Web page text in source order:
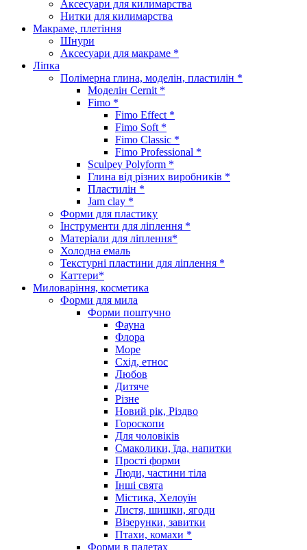
Аксесуари для килимарства
Нитки для килимарства
Макраме, плетіння
Шнури
Аксесуари для макраме *
Ліпка
Полімерна глина, моделін, пластилін *
Моделін Cernit *
Fimo *
Fimo Effect *
Fimo Soft *
Fimo Classic *
Fimo Professional *
Sculpey Polyform *
Глина від різних виробників *
Пластилін *
Jam clay *
Форми для пластику
Інструменти для ліплення *
Матеріали для ліплення*
Холодна емаль
Текстурні пластини для ліплення *
Каттери*
Миловаріння, косметика
Форми для мила
Форми поштучно
Фауна
Флора
Море
Схід, етнос
Любов
Дитяче
Різне
Новий рік, Різдво
Гороскопи
Для чоловіків
Смаколики, їда, напитки
Прості форми
Люди, частини тіла
Інші свята
Містика, Хелоуїн
Листя, шишки, ягоди
Візерунки, завитки
Птахи, комахи *
Форми в палетах